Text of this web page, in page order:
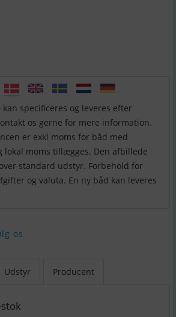
kan specificeres og leveres efter
os gerne for mere information.
er exkl moms for båd med
lokal moms tillægges. Den afbillede
standard udstyr. Forbehold for
og valuta. En ny båd kan leveres
os
Udstyr Producent